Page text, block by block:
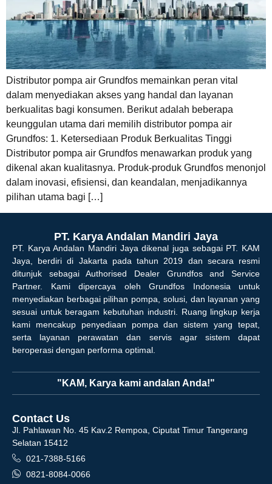
Distributor pompa air Grundfos memainkan peran vital
dalam menyediakan akses yang handal dan layanan
berkualitas bagi konsumen. Berikut adalah beberapa
keunggulan utama dari memilih distributor pompa air
Grundfos: 1. Ketersediaan Produk Berkualitas Tinggi
Distributor pompa air Grundfos menawarkan produk yang
dikenal akan kualitasnya. Produk-produk Grundfos menonjol
dalam inovasi, efisiensi, dan keandalan, menjadikannya
pilihan utama bagi […]
PT. Karya Andalan Mandiri Jaya
PT. Karya Andalan Mandiri Jaya dikenal juga sebagai PT. KAM
Jaya, berdiri di Jakarta pada tahun 2019 dan secara resmi
ditunjuk sebagai Authorised Dealer Grundfos and Service
Partner. Kami dipercaya oleh Grundfos Indonesia untuk
menyediakan berbagai pilihan pompa, solusi, dan layanan yang
sesuai untuk beragam kebutuhan industri. Ruang lingkup kerja
kami mencakup penyediaan pompa dan sistem yang tepat,
serta layanan perawatan dan servis agar sistem dapat
beroperasi dengan performa optimal.
"KAM, Karya kami andalan Anda!"
Contact Us
Jl. Pahlawan No. 45 Kav.2 Rempoa, Ciputat Timur Tangerang
Selatan 15412
021-7388-5166
0821-8084-0066